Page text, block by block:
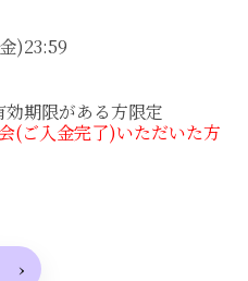
)23:59
期限がある方限定
(ご入金完了)いただいた方
›